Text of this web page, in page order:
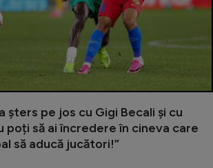
șters pe jos cu Gigi Becali și cu
poți să ai încredere în cineva care
să aducă jucători!”